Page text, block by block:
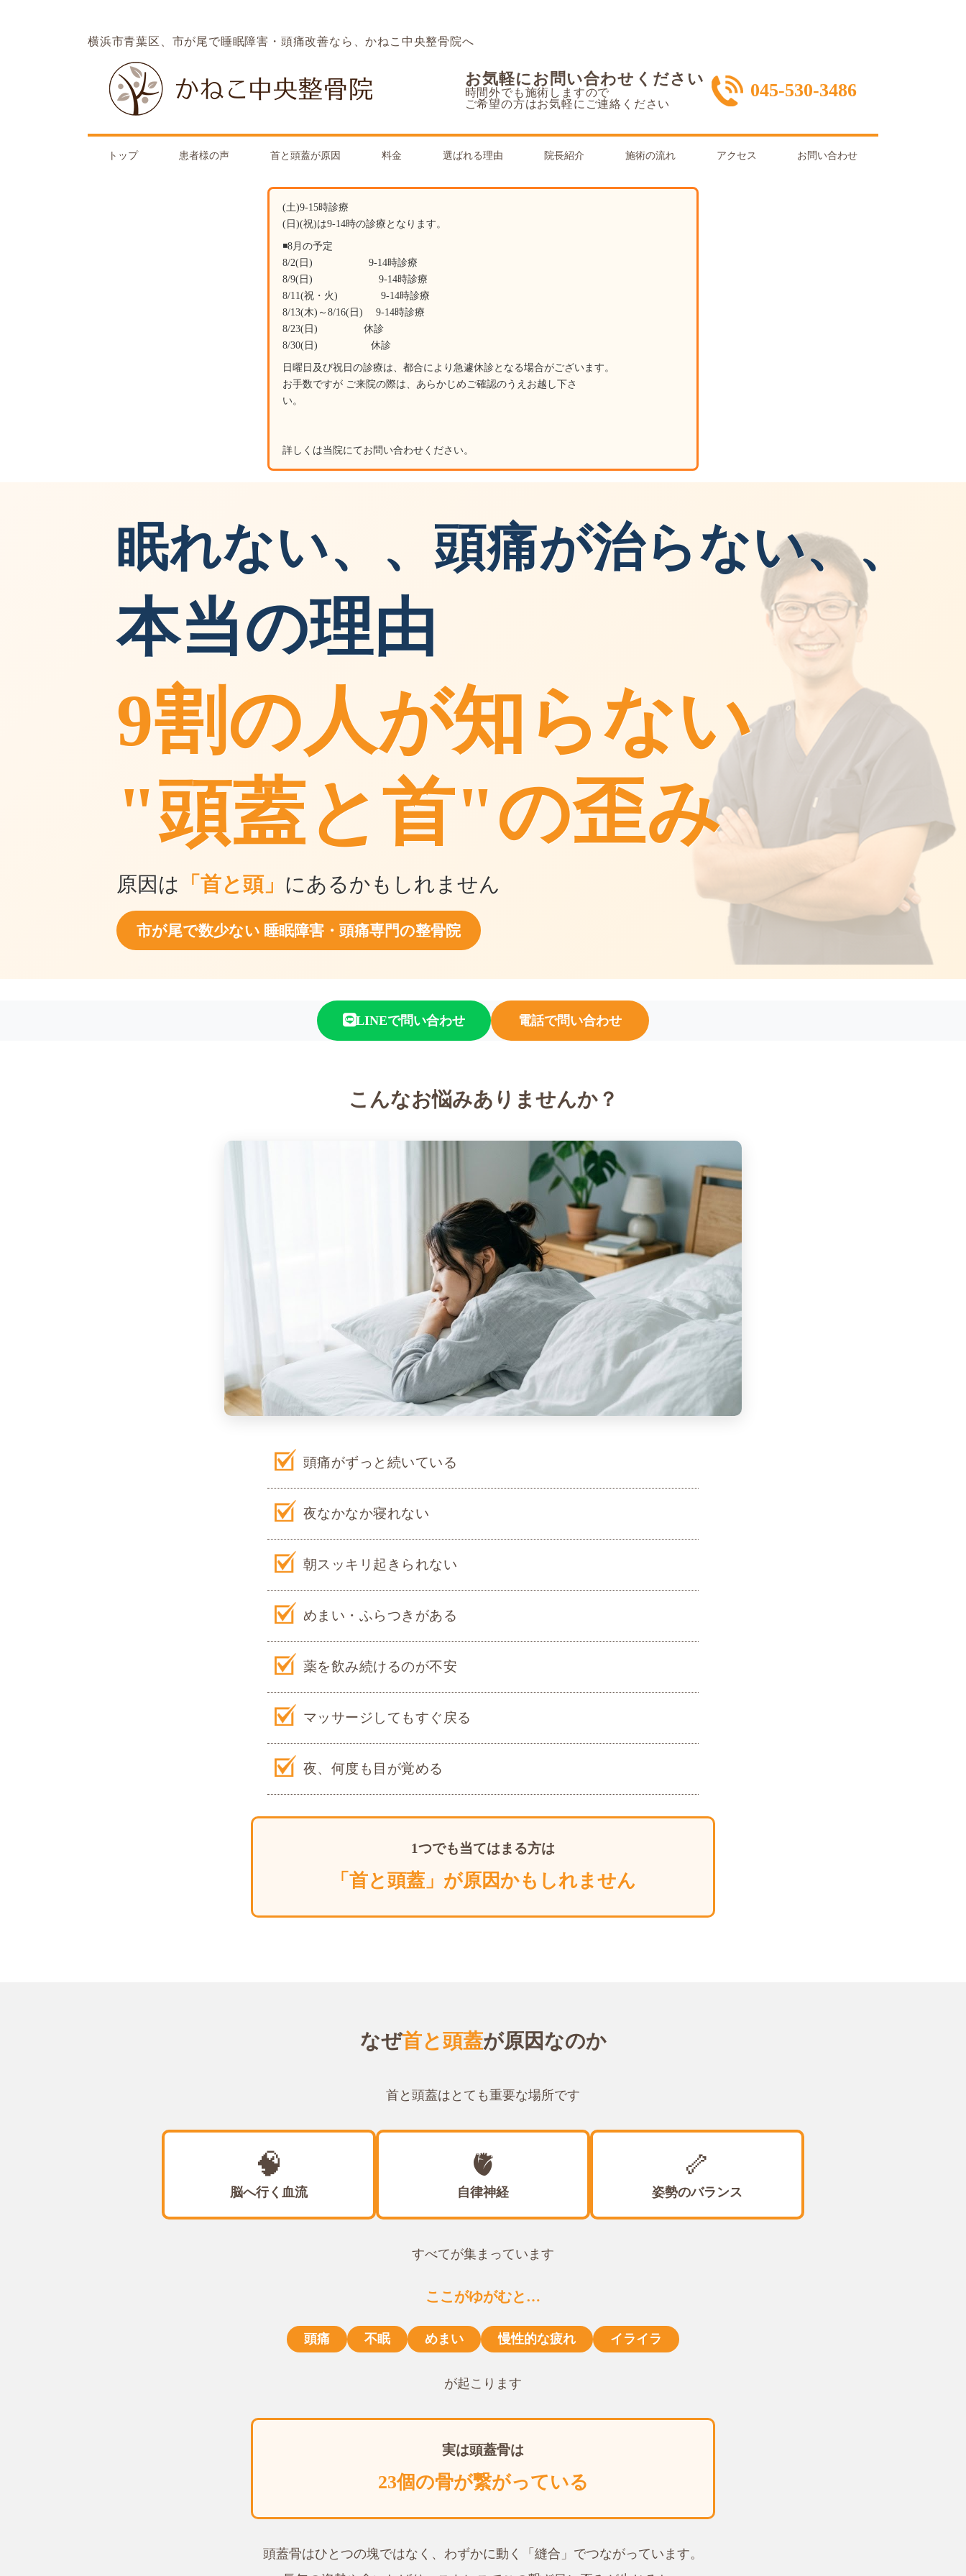
横浜市青葉区、市が尾で睡眠障害・頭痛改善なら、かねこ中央整骨院へ
お気軽にお問い合わせください
時間外でも施術しますので
ご希望の方はお気軽にご連絡ください
045-530-3486
トップ 患者様の声 首と頭蓋が原因 料金 選ばれる理由 院長紹介 施術の流れ アクセス お問い合わせ
(土)9-15時診療
(日)(祝)は9-14時の診療となります。
◾️8月の予定
8/2(日) 9-14時診療
8/9(日) 9-14時診療
8/11(祝・火) 9-14時診療
8/13(木)～8/16(日) 9-14時診療
8/23(日) 休診
8/30(日) 休診
日曜日及び祝日の診療は、都合により急遽休診となる場合がございます。
お手数ですが ご来院の際は、あらかじめご確認のうえお越し下さ
い。
詳しくは当院にてお問い合わせください。
眠れない、、頭痛が治らない、、
本当の理由
9割の人が知らない
"頭蓋と首"の歪み
原因は 「首と頭」 にあるかもしれません
市が尾で数少ない 睡眠障害・頭痛専門の整骨院
LINEで問い合わせ 電話で問い合わせ
こんなお悩みありませんか？
頭痛がずっと続いている
夜なかなか寝れない
朝スッキリ起きられない
めまい・ふらつきがある
薬を飲み続けるのが不安
マッサージしてもすぐ戻る
夜、何度も目が覚める
1つでも当てはまる方は
「首と頭蓋」が原因かもしれません
なぜ首と頭蓋が原因なのか
首と頭蓋はとても重要な場所です
🧠
脳へ行く血流
🫀
自律神経
🦴
姿勢のバランス
すべてが集まっています
ここがゆがむと…
頭痛 不眠 めまい 慢性的な疲れ イライラ
が起こります
実は頭蓋骨は
23個の骨が繋がっている
頭蓋骨はひとつの塊ではなく、わずかに動く「縫合」でつながっています。